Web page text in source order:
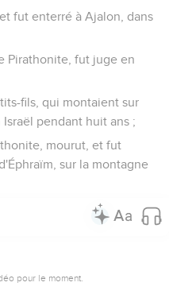
fut enterré à Ajalon, dans
Pirathonite, fut juge en
fils, qui montaient sur
pendant huit ans ;
mourut, et fut
sur la montagne
pour le moment.